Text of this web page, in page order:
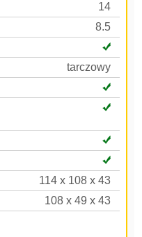
14
8.5
tarczowy
114 x 108 x 43
108 x 49 x 43